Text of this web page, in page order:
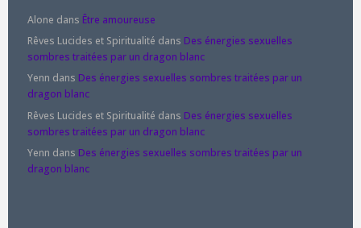
Alone dans Être amoureuse
Rêves Lucides et Spiritualité dans Des énergies sexuelles
sombres traitées par un dragon blanc
Yenn dans Des énergies sexuelles sombres traitées par un
dragon blanc
Rêves Lucides et Spiritualité dans Des énergies sexuelles
sombres traitées par un dragon blanc
Yenn dans Des énergies sexuelles sombres traitées par un
dragon blanc